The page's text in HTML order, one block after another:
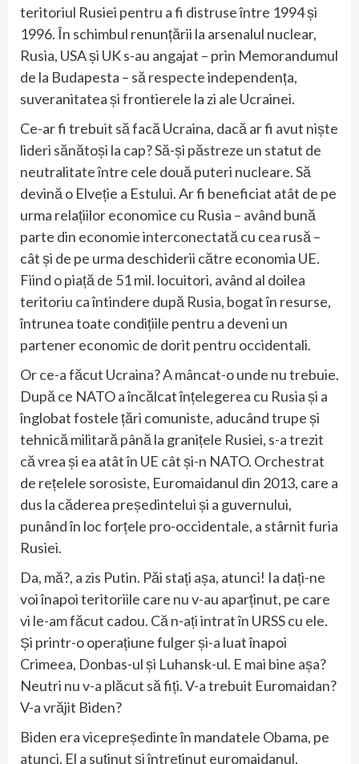
teritoriul Rusiei pentru a fi distruse între 1994 și
1996. În schimbul renunțării la arsenalul nuclear,
Rusia, USA și UK s-au angajat – prin Memorandumul
de la Budapesta – să respecte independența,
suveranitatea și frontierele la zi ale Ucrainei.
Ce-ar fi trebuit să facă Ucraina, dacă ar fi avut niște
lideri sănătoși la cap? Să-și păstreze un statut de
neutralitate între cele două puteri nucleare. Să
devină o Elveție a Estului. Ar fi beneficiat atât de pe
urma relațiilor economice cu Rusia – având bună
parte din economie interconectată cu cea rusă –
cât și de pe urma deschiderii către economia UE.
Fiind o piață de 51 mil. locuitori, având al doilea
teritoriu ca întindere după Rusia, bogat în resurse,
întrunea toate condițiile pentru a deveni un
partener economic de dorit pentru occidentali.
Or ce-a făcut Ucraina? A mâncat-o unde nu trebuie.
După ce NATO a încălcat înțelegerea cu Rusia și a
înglobat fostele țări comuniste, aducând trupe și
tehnică militară până la granițele Rusiei, s-a trezit
că vrea și ea atât în UE cât și-n NATO. Orchestrat
de rețelele sorosiste, Euromaidanul din 2013, care a
dus la căderea președintelui și a guvernului,
punând în loc forțele pro-occidentale, a stârnit furia
Rusiei.
Da, mă?, a zis Putin. Păi stați așa, atunci! Ia dați-ne
voi înapoi teritoriile care nu v-au aparținut, pe care
vi le-am făcut cadou. Că n-ați intrat în URSS cu ele.
Și printr-o operațiune fulger și-a luat înapoi
Crimeea, Donbas-ul și Luhansk-ul. E mai bine așa?
Neutri nu v-a plăcut să fiți. V-a trebuit Euromaidan?
V-a vrăjit Biden?
Biden era vicepreședinte în mandatele Obama, pe
atunci. El a suținut și întreținut euromaidanul.